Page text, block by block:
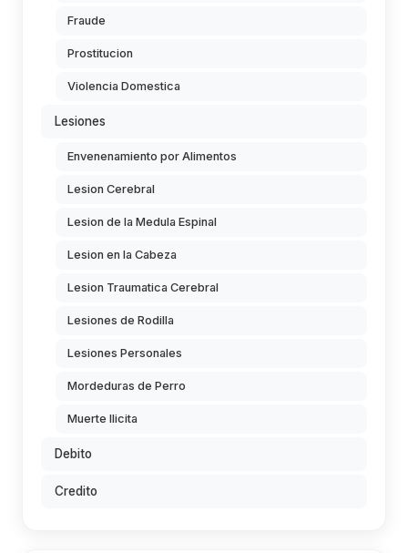
Fraude
Prostitucion
Violencia Domestica
Lesiones
Envenenamiento por Alimentos
Lesion Cerebral
Lesion de la Medula Espinal
Lesion en la Cabeza
Lesion Traumatica Cerebral
Lesiones de Rodilla
Lesiones Personales
Mordeduras de Perro
Muerte Ilicita
Debito
Credito